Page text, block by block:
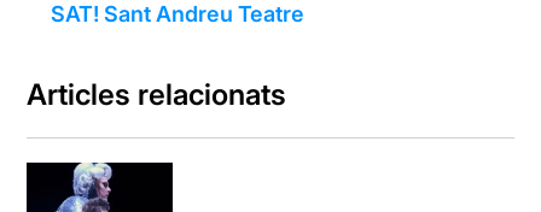
SAT! Sant Andreu Teatre
Articles relacionats